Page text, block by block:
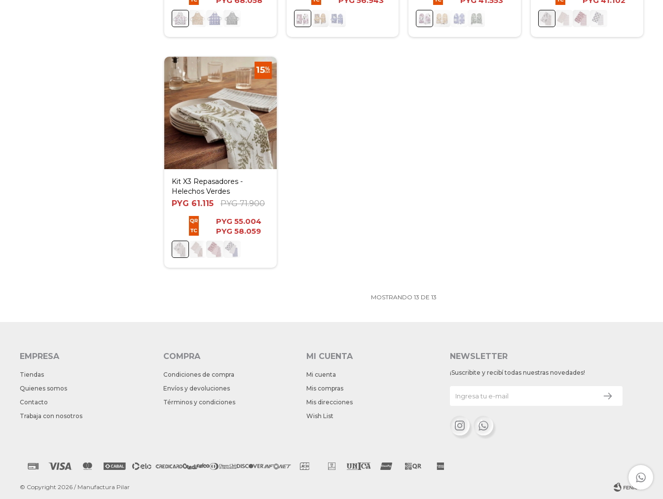
Kit X3 Repasadores -
Helechos Verdes
PYG 61.115 PYG 71.900
PYG 55.004
PYG 58.059
MOSTRANDO 13 DE 13
EMPRESA
Tiendas
Quienes somos
Contacto
Trabaja con nosotros
COMPRA
Condiciones de compra
Envíos y devoluciones
Términos y condiciones
MI CUENTA
Mi cuenta
Mis compras
Mis direcciones
Wish List
NEWSLETTER
¡Suscribite y recibí todas nuestras novedades!
 
© Copyright 2026 / Manufactura Pilar